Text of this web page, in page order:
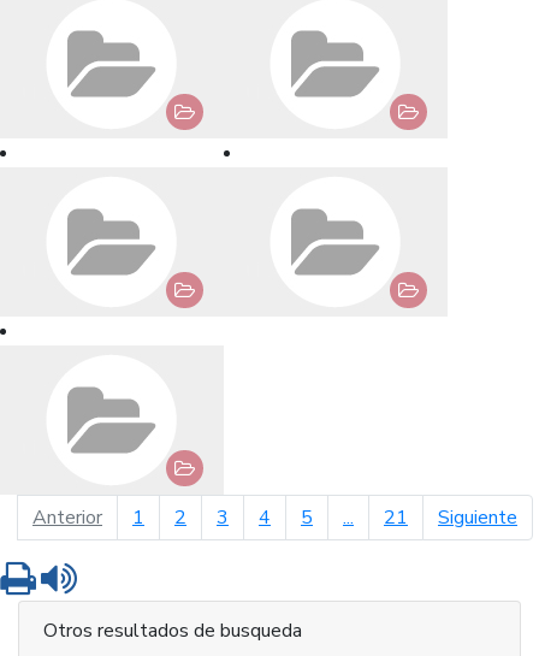
Anteriorpágina anterior
1 2 3 4 5 ... 21 Siguiente
Imprimir
Otros resultados de busqueda